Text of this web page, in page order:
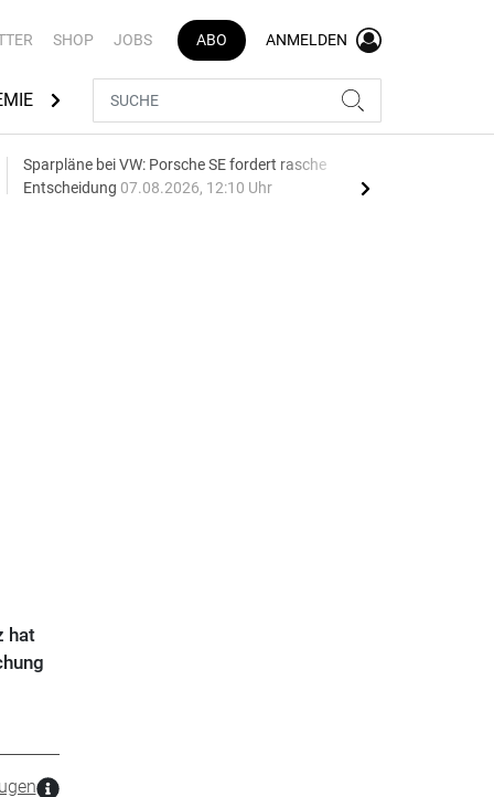
SHOP JOBS ABO ANMELDEN
AUTOMARKEN
Sparpläne bei VW: Porsche SE fordert rasche
Entscheidung 07.08.2026, 12:10 Uhr
hat